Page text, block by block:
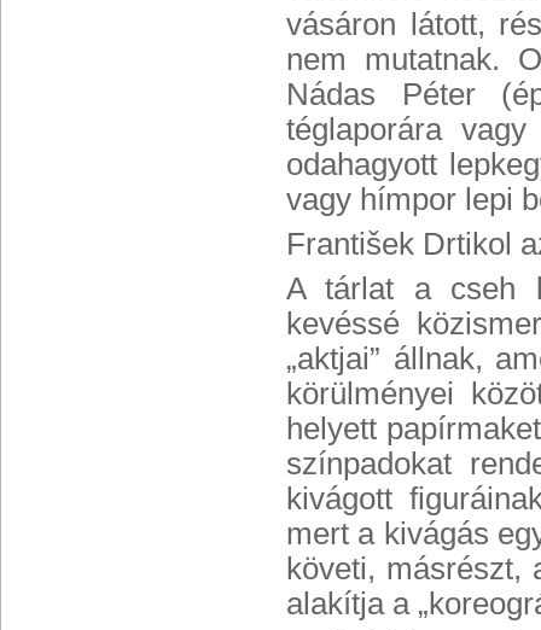
vásáron látott,
nem mutatnak.
Nádas Péter
téglaporára
odahagyott
vagy hímpor lepi
František Drtikol
A tárlat a cseh
kevéssé
„aktjai” állnak,
körülményei
helyett
színpadokat
kivágott
mert a kivágás
követi, másrészt,
alakítja a